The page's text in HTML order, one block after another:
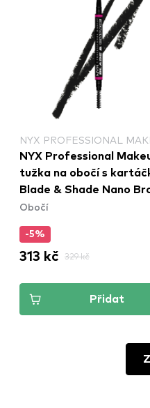
NYX PROFESSIONAL
NYX Professional
tužka na obočí s
Blade & Shade Nano
Pencil - 12 Black
Obočí
-5%
313 kč 329 kč
Přidat